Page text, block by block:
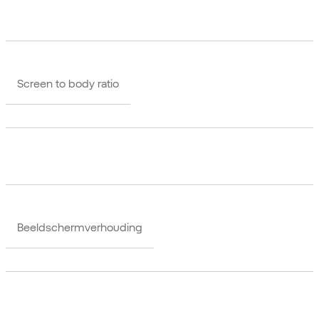
Screen to body ratio
Beeldschermverhouding